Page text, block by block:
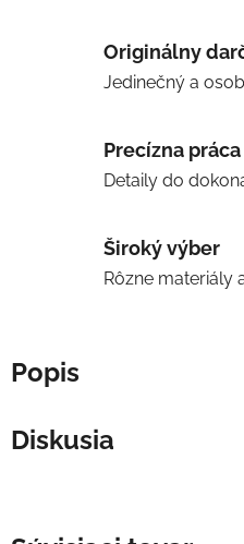
Originálny
Jedinečný a
Precízna práca
Detaily do
Široký výber
Rôzne materiály
Popis
Diskusia